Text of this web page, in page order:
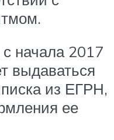
начала 2017
выдаваться
из ЕГРН,
ее